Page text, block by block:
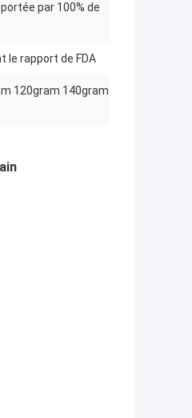
par 100% de
le rapport de FDA
120gram 140gram